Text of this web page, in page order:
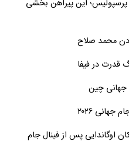
پرسپولیس؛ این پیراهن بخشی
محمد صلاح
قدرت در فیفا
جهانی چین
۲۰۲۶
اوگاندایی پس از فینال جام